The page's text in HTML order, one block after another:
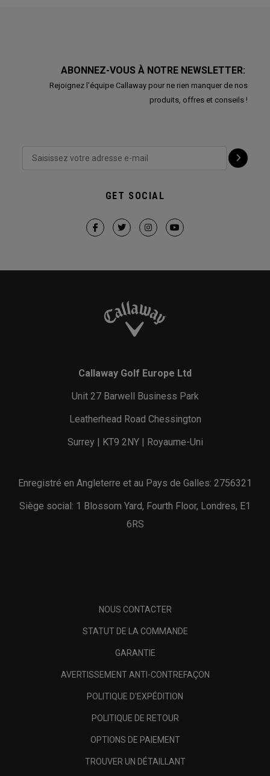
ABONNEZ-VOUS À NOTRE NEWSLETTER:
Rejoignez l'équipe Callaway pour ne rien manquer de nos
produits, offres et conseils !
GET SOCIAL
Callaway Golf Europe Ltd
Unit 27 Barwell Business Park
Leatherhead Road Chessington
Surrey | KT9 2NY | Royaume-Uni
Enregistré en Angleterre et au Pays de Galles: 2756321
Siège social: 1 Blossom Yard, Fourth Floor, Londres, E1
6RS
NOUS CONTACTER
STATUT DE LA COMMANDE
GARANTIE
AVERTISSEMENT ANTI-CONTREFAÇON
POLITIQUE D'EXPÉDITION
POLITIQUE DE RETOUR
OPTIONS DE PAIEMENT
TROUVER UN DÉTAILLANT